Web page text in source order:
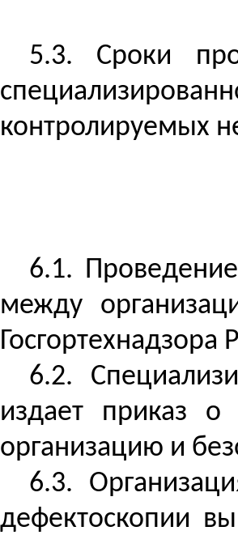
5.3. Сроки
контролируемых
6.1.
между
6.2.
издает приказ о
организацию и
6.3.
дефектоскопии